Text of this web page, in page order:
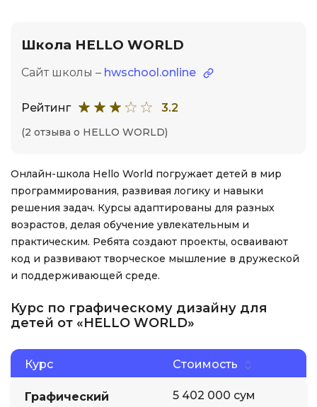
Школа HELLO WORLD
Сайт школы – hwschool.online
Рейтинг 3.2
(2 отзыва о HELLO WORLD)
Онлайн-школа Hello World погружает детей в мир
программирования, развивая логику и навыки
решения задач. Курсы адаптированы для разных
возрастов, делая обучение увлекательным и
практическим. Ребята создают проекты, осваивают
код и развивают творческое мышление в дружеской
и поддерживающей среде.
Курс по графическому дизайну для
детей от «HELLO WORLD»
Курс Стоимость
Графический
5 402 000 сум